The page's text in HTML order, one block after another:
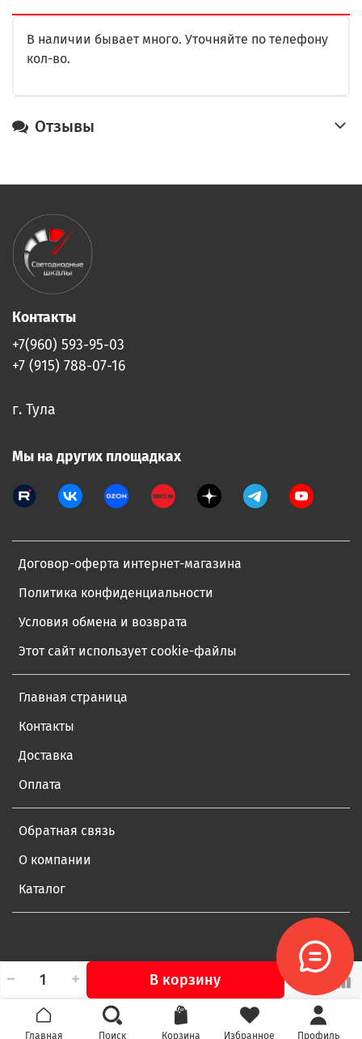
В корзину
В наличии бывает много. Уточняйте по телефону
кол-во.
Отзывы
Договор-оферта интернет-магазина
Политика конфиденциальности
Условия обмена и возврата
Этот сайт использует cookie-файлы
Главная страница
Контакты
Доставка
Оплата
Обратная связь
О компании
Каталог
Контакты
+7(960) 593-95-03
+7 (915) 788-07-16
г. Тула
Мы на других площадках
Главная Поиск Корзина Избранное Профиль